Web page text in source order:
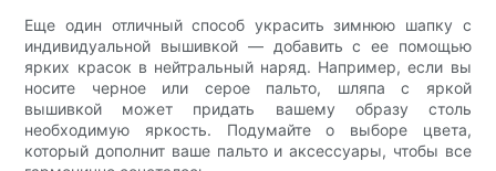
Еще один отличный способ украсить зимнюю шапку с
индивидуальной вышивкой — добавить с ее помощью
ярких красок в нейтральный наряд. Например, если вы
носите черное или серое пальто, шляпа с яркой
вышивкой может придать вашему образу столь
необходимую яркость. Подумайте о выборе цвета,
который дополнит ваше пальто и аксессуары, чтобы все